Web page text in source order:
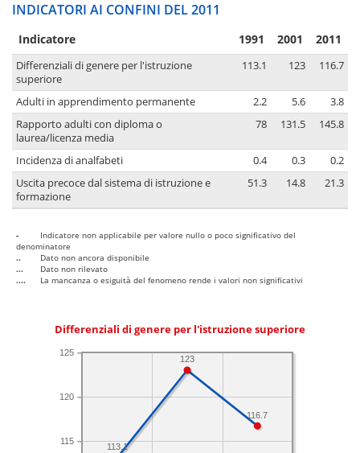
INDICATORI AI CONFINI DEL 2011
Indicatore 1991 2001 2011
Differenziali di genere per l'istruzione
superiore
113.1 123 116.7
Adulti in apprendimento permanente 2.2 5.6
3.8
Rapporto adulti con diploma o
laurea/licenza media
78 131.5 145.8
Incidenza di analfabeti 0.4 0.3
0.2
Uscita precoce dal sistema di istruzione e
formazione
51.3 14.8 21.3
-
Indicatore non applicabile per valore nullo o poco significativo del
denominatore
..
Dato non ancora disponibile
...
Dato non rilevato
....
La mancanza o esiguità del fenomeno rende i valori non significativi
Differenziali di genere per l'istruzione superiore
115
120
125
116.7
123
113.1